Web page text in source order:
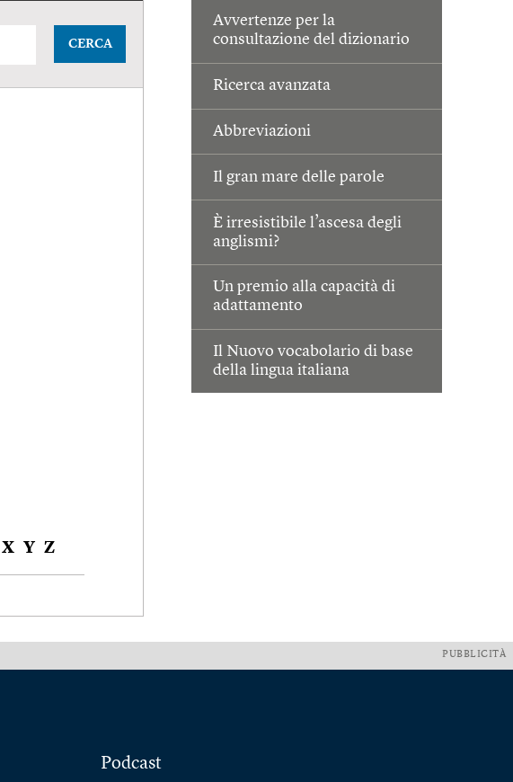
Avvertenze per la
consultazione del dizionario
Ricerca avanzata
Abbreviazioni
Il gran mare delle parole
È irresistibile l’ascesa degli
anglismi?
Un premio alla capacità di
adattamento
Il Nuovo vocabolario di base
della lingua italiana
CERCA
X Y Z
PUBBLICITÀ
Podcast